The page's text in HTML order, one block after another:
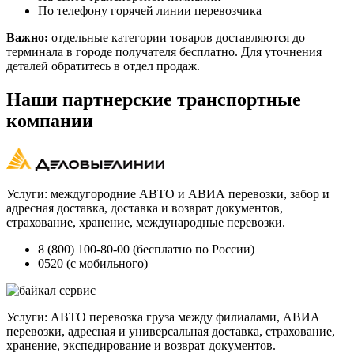
По телефону горячей линии перевозчика
Важно: отдельные категории товаров доставляются до
терминала в городе получателя бесплатно. Для уточнения
деталей обратитесь в отдел продаж.
Наши партнерские транспортные
компании
Услуги: междугородние АВТО и АВИА перевозки, забор и
адресная доставка, доставка и возврат документов,
страхование, хранение, международные перевозки.
8 (800) 100-80-00 (бесплатно по России)
0520 (с мобильного)
Услуги: АВТО перевозка груза между филиалами, АВИА
перевозки, адресная и универсальная доставка, страхование,
хранение, экспедирование и возврат документов.